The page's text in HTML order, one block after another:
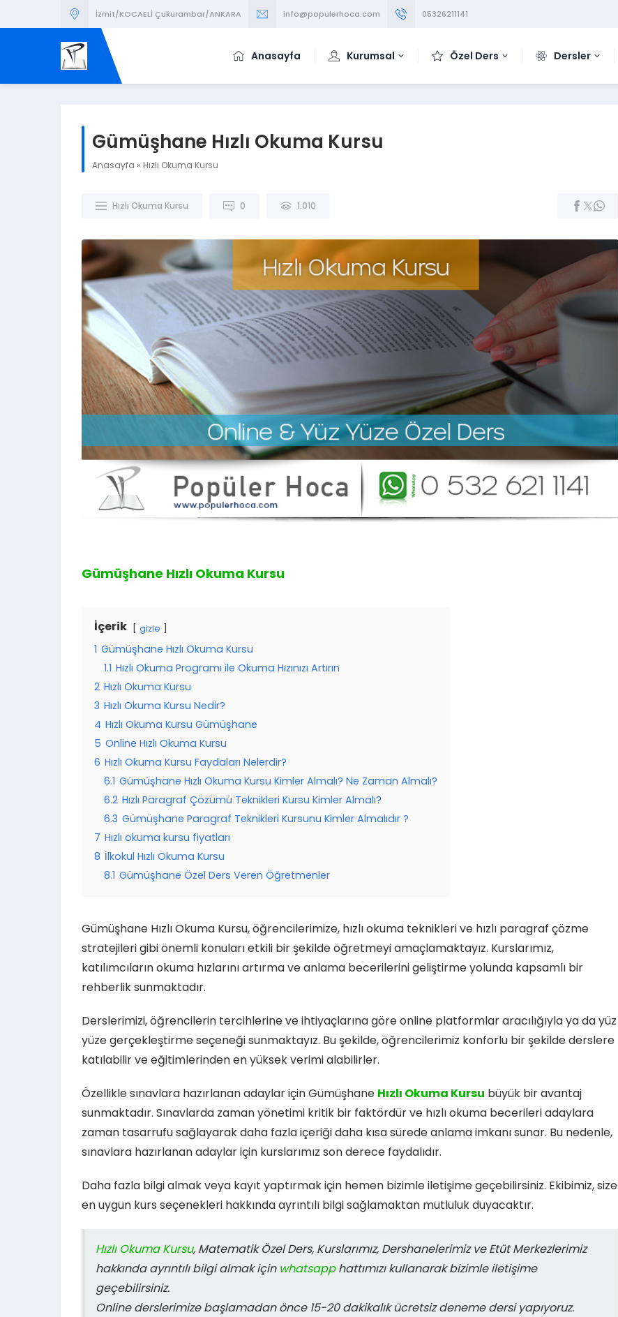
İzmit/KOCAELİ Çukurambar/ANKARA info@populerhoca.com 05326211141
Anasayfa Kurumsal Özel Ders Dersler
Gümüşhane Hızlı Okuma Kursu
Anasayfa » Hızlı Okuma Kursu
Hızlı Okuma Kursu 0 1.010
Gümüşhane Hızlı Okuma Kursu
İçerik gizle
1 Gümüşhane Hızlı Okuma Kursu
1.1 Hızlı Okuma Programı ile Okuma Hızınızı Artırın
2 Hızlı Okuma Kursu
3 Hızlı Okuma Kursu Nedir?
4 Hızlı Okuma Kursu Gümüşhane
5 Online Hızlı Okuma Kursu
6 Hızlı Okuma Kursu Faydaları Nelerdir?
6.1 Gümüşhane Hızlı Okuma Kursu Kimler Almalı? Ne Zaman Almalı?
6.2 Hızlı Paragraf Çözümü Teknikleri Kursu Kimler Almalı?
6.3 Gümüşhane Paragraf Teknikleri Kursunu Kimler Almalıdır ?
7 Hızlı okuma kursu fiyatları
8 İlkokul Hızlı Okuma Kursu
8.1 Gümüşhane Özel Ders Veren Öğretmenler
Gümüşhane Hızlı Okuma Kursu, öğrencilerimize, hızlı okuma teknikleri ve hızlı paragraf çözme
stratejileri gibi önemli konuları etkili bir şekilde öğretmeyi amaçlamaktayız. Kurslarımız,
katılımcıların okuma hızlarını artırma ve anlama becerilerini geliştirme yolunda kapsamlı bir
rehberlik sunmaktadır.
Derslerimizi, öğrencilerin tercihlerine ve ihtiyaçlarına göre online platformlar aracılığıyla ya da yüz
yüze gerçekleştirme seçeneği sunmaktayız. Bu şekilde, öğrencilerimiz konforlu bir şekilde derslere
katılabilir ve eğitimlerinden en yüksek verimi alabilirler.
Özellikle sınavlara hazırlanan adaylar için Gümüşhane Hızlı Okuma Kursu büyük bir avantaj
sunmaktadır. Sınavlarda zaman yönetimi kritik bir faktördür ve hızlı okuma becerileri adaylara
zaman tasarrufu sağlayarak daha fazla içeriği daha kısa sürede anlama imkanı sunar. Bu nedenle,
sınavlara hazırlanan adaylar için kurslarımız son derece faydalıdır.
Daha fazla bilgi almak veya kayıt yaptırmak için hemen bizimle iletişime geçebilirsiniz. Ekibimiz, size
en uygun kurs seçenekleri hakkında ayrıntılı bilgi sağlamaktan mutluluk duyacaktır.
Hızlı Okuma Kursu, Matematik Özel Ders, Kurslarımız, Dershanelerimiz ve Etüt Merkezlerimiz
hakkında ayrıntılı bilgi almak için whatsapphattımızı kullanarak bizimle iletişime
geçebilirsiniz.
Online derslerimize başlamadan önce 15-20 dakikalık ücretsiz deneme dersi yapıyoruz.